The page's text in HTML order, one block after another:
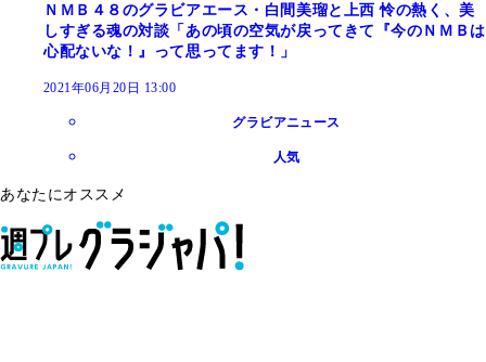
ＮＭＢ４８のグラビアエース・白間美瑠と上西 怜の熱く、美
しすぎる魂の対談「あの頃の空気が戻ってきて『今のＮＭＢは
心配ないな！』って思ってます！」
2021年06月20日 13:00
グラビアニュース
人気
あなたにオススメ